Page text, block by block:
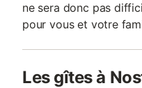
ne sera donc pas
pour vous et votre
Les gîtes à